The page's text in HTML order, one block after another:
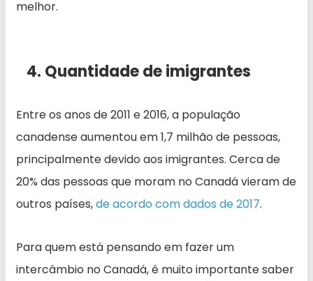
melhor.
4. Quantidade de imigrantes
Entre os anos de 2011 e 2016, a população
canadense aumentou em 1,7 milhão de pessoas,
principalmente devido aos imigrantes. Cerca de
20% das pessoas que moram no Canadá vieram de
outros países,de acordo com dados de 2017.
Para quem está pensando em fazer um
intercâmbio no Canadá, é muito importante saber